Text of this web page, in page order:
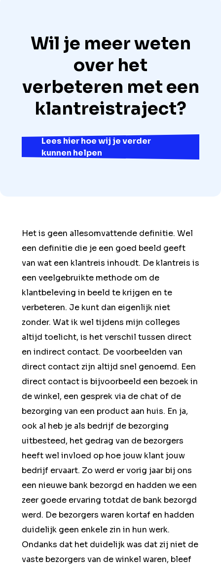
Wil je meer weten
over het
verbeteren met een
klantreistraject?
Lees hier hoe wij je verder
kunnen helpen
Het is geen allesomvattende definitie. Wel
een definitie die je een goed beeld geeft
van wat een klantreis inhoudt. De klantreis is
een veelgebruikte methode om de
klantbeleving in beeld te krijgen en te
verbeteren. Je kunt dan eigenlijk niet
zonder. Wat ik wel tijdens mijn colleges
altijd toelicht, is het verschil tussen direct
en indirect contact. De voorbeelden van
direct contact zijn altijd snel genoemd. Een
direct contact is bijvoorbeeld een bezoek in
de winkel, een gesprek via de chat of de
bezorging van een product aan huis. En ja,
ook al heb je als bedrijf de bezorging
uitbesteed, het gedrag van de bezorgers
heeft wel invloed op hoe jouw klant jouw
bedrijf ervaart. Zo werd er vorig jaar bij ons
een nieuwe bank bezorgd en hadden we een
zeer goede ervaring totdat de bank bezorgd
werd. De bezorgers waren kortaf en hadden
duidelijk geen enkele zin in hun werk.
Ondanks dat het duidelijk was dat zij niet de
vaste bezorgers van de winkel waren, bleef